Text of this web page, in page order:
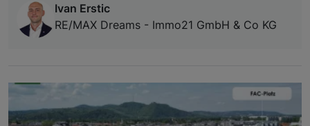
Ivan Erstic
RE/MAX Dreams - Immo21 GmbH & Co KG